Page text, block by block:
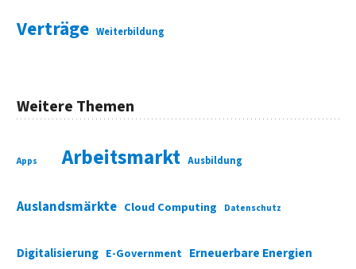
Verträge Weiterbildung
Weitere Themen
Apps Arbeitsmarkt Ausbildung
Auslandsmärkte Cloud Computing Datenschutz
Digitalisierung E-Government Erneuerbare Energien